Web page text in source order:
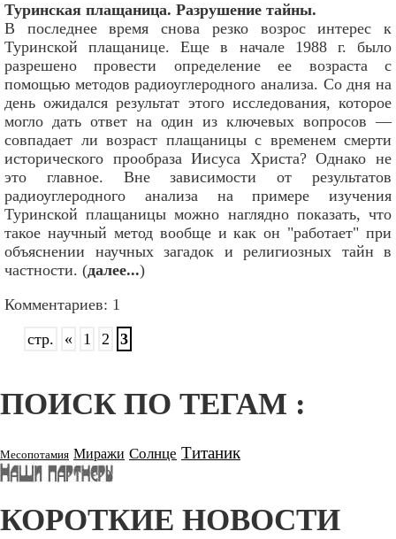
Туринская плащаница. Разрушение тайны.
В последнее время снова резко возрос интерес к
Туринской плащанице. Еще в начале 1988 г. было
разрешено провести определение ее возраста с
помощью методов радиоуглеродного анализа. Со дня на
день ожидался результат этого исследования, которое
могло дать ответ на один из ключевых вопросов —
совпадает ли возраст плащаницы с временем смерти
исторического прообраза Иисуса Христа? Однако не
это главное. Вне зависимости от результатов
радиоуглеродного анализа на примере изучения
Туринской плащаницы можно наглядно показать, что
такое научный метод вообще и как он "работает" при
объяснении научных загадок и религиозных тайн в
частности. (далее...)
Комментариев: 1
стр.
« 1 2 3
ПОИСК ПО ТЕГАМ :
Месопотамия Миражи Солнце Титаник
КОРОТКИЕ НОВОСТИ